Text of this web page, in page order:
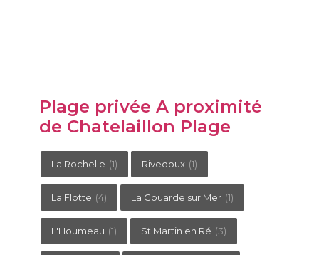
Plage privée A proximité
de Chatelaillon Plage
La Rochelle (1) Rivedoux (1)
La Flotte (4) La Couarde sur Mer (1)
L'Houmeau (1) St Martin en Ré (3)